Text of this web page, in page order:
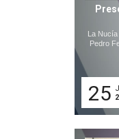
La
Pedro
25